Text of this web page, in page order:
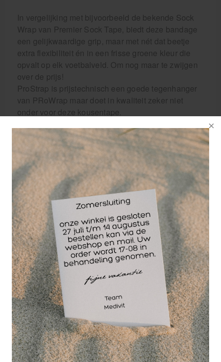
In vergelijking met bijvoorbeeld de bekende Sock
Wrap van Premier Sock Tape, biedt deze bandage
een gelijkwaardige grip, maar met nét dat beetje
extra flexibiliteit én in een frisse groene kleur die
opvalt op elk voetbalveld. Om nog maar te zwijgen
over de prijs!
ProStrap is prijstechnisch een goede tegenhanger
van PRoWrap maar doet in kwaliteit zeker niet
onder voor deze kousentape.
De ProStrap Flex bandage is geschikt voor:
Compressiebehandelingen in de fysiotherapie
Ondersteuning bij sportblessures
Het fixeren van verbanden
Het vastzetten van voetbalsokken en
scheenbeschermers
ProStrap 7,5cm. x 4,5 meter is verkrijgbaar in de
kleuren:
beige, zwart, blauw, groen, blauw, wit en geel
Meer weten over ProStrap Flex bandage 7,5 cm x
4,5 m groen? Bezoek onze winkel en showroom in
Helmond.
Wellicht ook interessant